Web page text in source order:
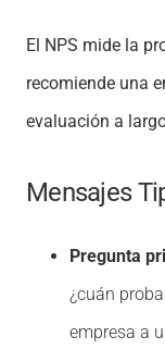
El NPS mide la
recomiende una
evaluación a
Mensajes
Pregunta
¿cuán
empresa a